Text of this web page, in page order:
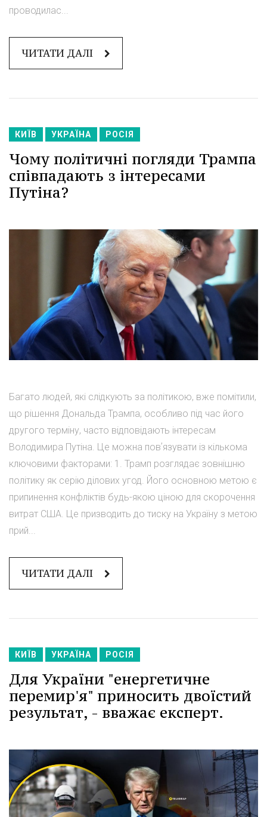
проводилас...
ЧИТАТИ ДАЛІ
КИЇВ УКРАЇНА РОСІЯ
Чому політичні погляди Трампа
співпадають з інтересами
Путіна?
Багато людей, які слідкують за політикою, вже помітили,
що рішення Дональда Трампа, особливо під час його
другого терміну, часто відповідають інтересам
Володимира Путіна. Це можна повʼязувати із кількома
ключовими факторами: 1. Трамп розглядає зовнішню
політику як серію ділових угод. Його основною метою є
припинення конфліктів будь-якою ціною для скорочення
витрат США. Це призводить до тиску на Україну з метою
прий...
ЧИТАТИ ДАЛІ
КИЇВ УКРАЇНА РОСІЯ
Для України "енергетичне
перемир'я" приносить двоїстий
результат, - вважає експерт.